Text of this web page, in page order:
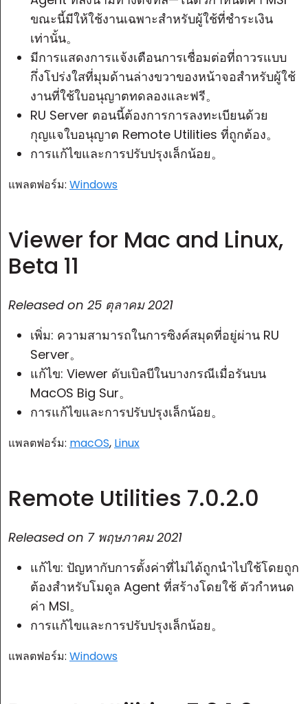
ขณะนี้มีให้ใช้งานเฉพาะสำหรับผู้ใช้ที่ชำระเงิน
เท่านั้น。
มีการแสดงการแจ้งเตือนการเชื่อมต่อที่ถาวรแบบ
กึ่งโปร่งใสที่มุมด้านล่างขวาของหน้าจอสำหรับผู้ใช้
งานที่ใช้ใบอนุญาตทดลองและฟรี。
RU Server ตอนนี้ต้องการการลงทะเบียนด้วย
กุญแจใบอนุญาต Remote Utilities ที่ถูกต้อง。
การแก้ไขและการปรับปรุงเล็กน้อย。
แพลตฟอร์ม: Windows
Viewer for Mac and Linux,
Beta 11
Released on 25 ตุลาคม 2021
เพิ่ม: ความสามารถในการซิงค์สมุดที่อยู่ผ่าน RU
Server。
แก้ไข: Viewer ดับเบิลบีในบางกรณีเมื่อรันบน
MacOS Big Sur。
การแก้ไขและการปรับปรุงเล็กน้อย。
แพลตฟอร์ม: macOS, Linux
Remote Utilities 7.0.2.0
Released on 7 พฤษภาคม 2021
แก้ไข: ปัญหากับการตั้งค่าที่ไม่ได้ถูกนำไปใช้โดยถูก
ต้องสำหรับโมดูล Agent ที่สร้างโดยใช้ ตัวกำหนด
ค่า MSI。
การแก้ไขและการปรับปรุงเล็กน้อย。
แพลตฟอร์ม: Windows